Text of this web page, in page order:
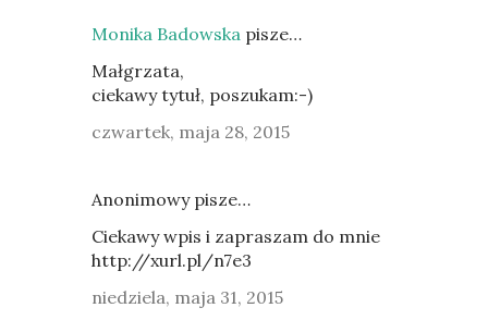
Monika Badowska pisze…
Małgrzata,
ciekawy tytuł, poszukam:-)
czwartek, maja 28, 2015
Anonimowy pisze…
Ciekawy wpis i zapraszam do mnie
http://xurl.pl/n7e3
niedziela, maja 31, 2015